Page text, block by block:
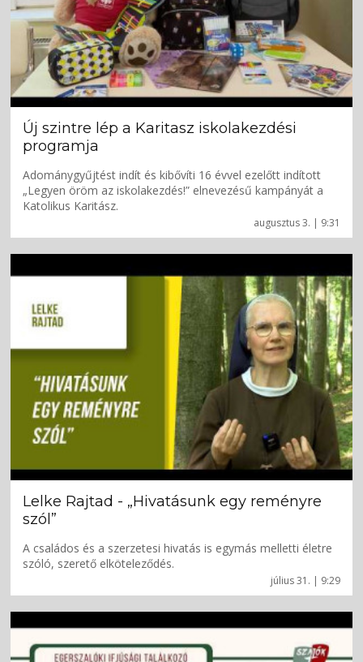
augusztus 3. | 9:31
Új szintre lép a Karitasz iskolakezdési
programja
Adománygyűjtést indít és kibővíti 16 évvel ezelőtt indított
„Legyen öröm az iskolakezdés!” elnevezésű kampányát a
Katolikus Karitász.
július 31. | 9:29
Lelke Rajtad - „Hivatásunk egy reményre
szól”
A családos és a szerzetesi hivatás is egymás melletti életre
szóló, szerető elköteleződés.